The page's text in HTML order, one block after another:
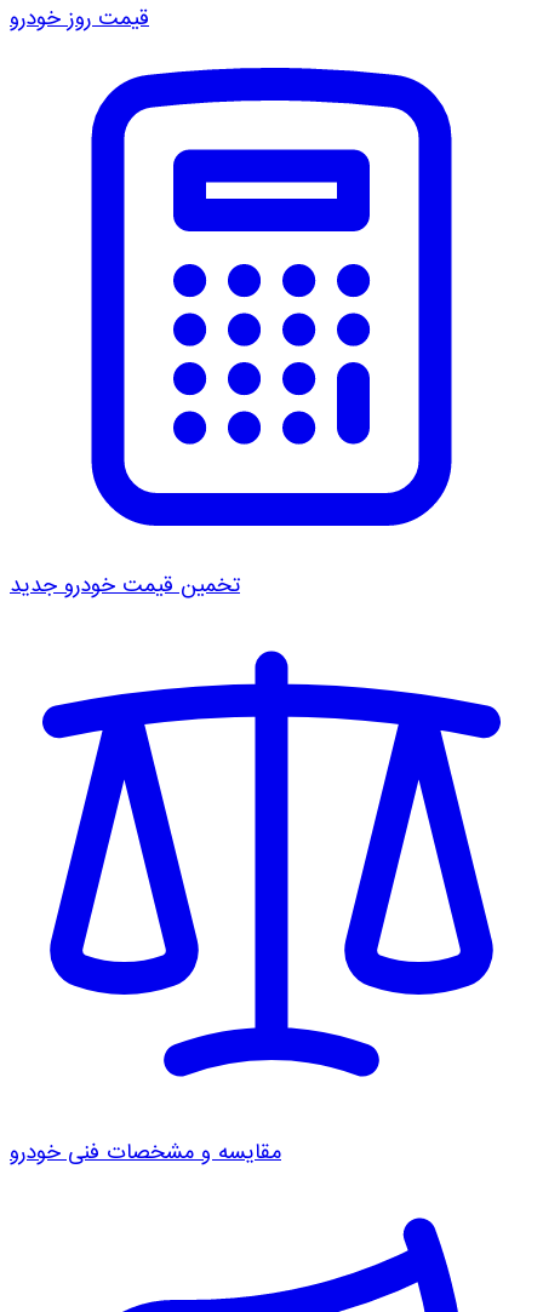
قیمت روز خودرو
تخمین قیمت خودروجدید
مقایسه و مشخصات فنی خودرو